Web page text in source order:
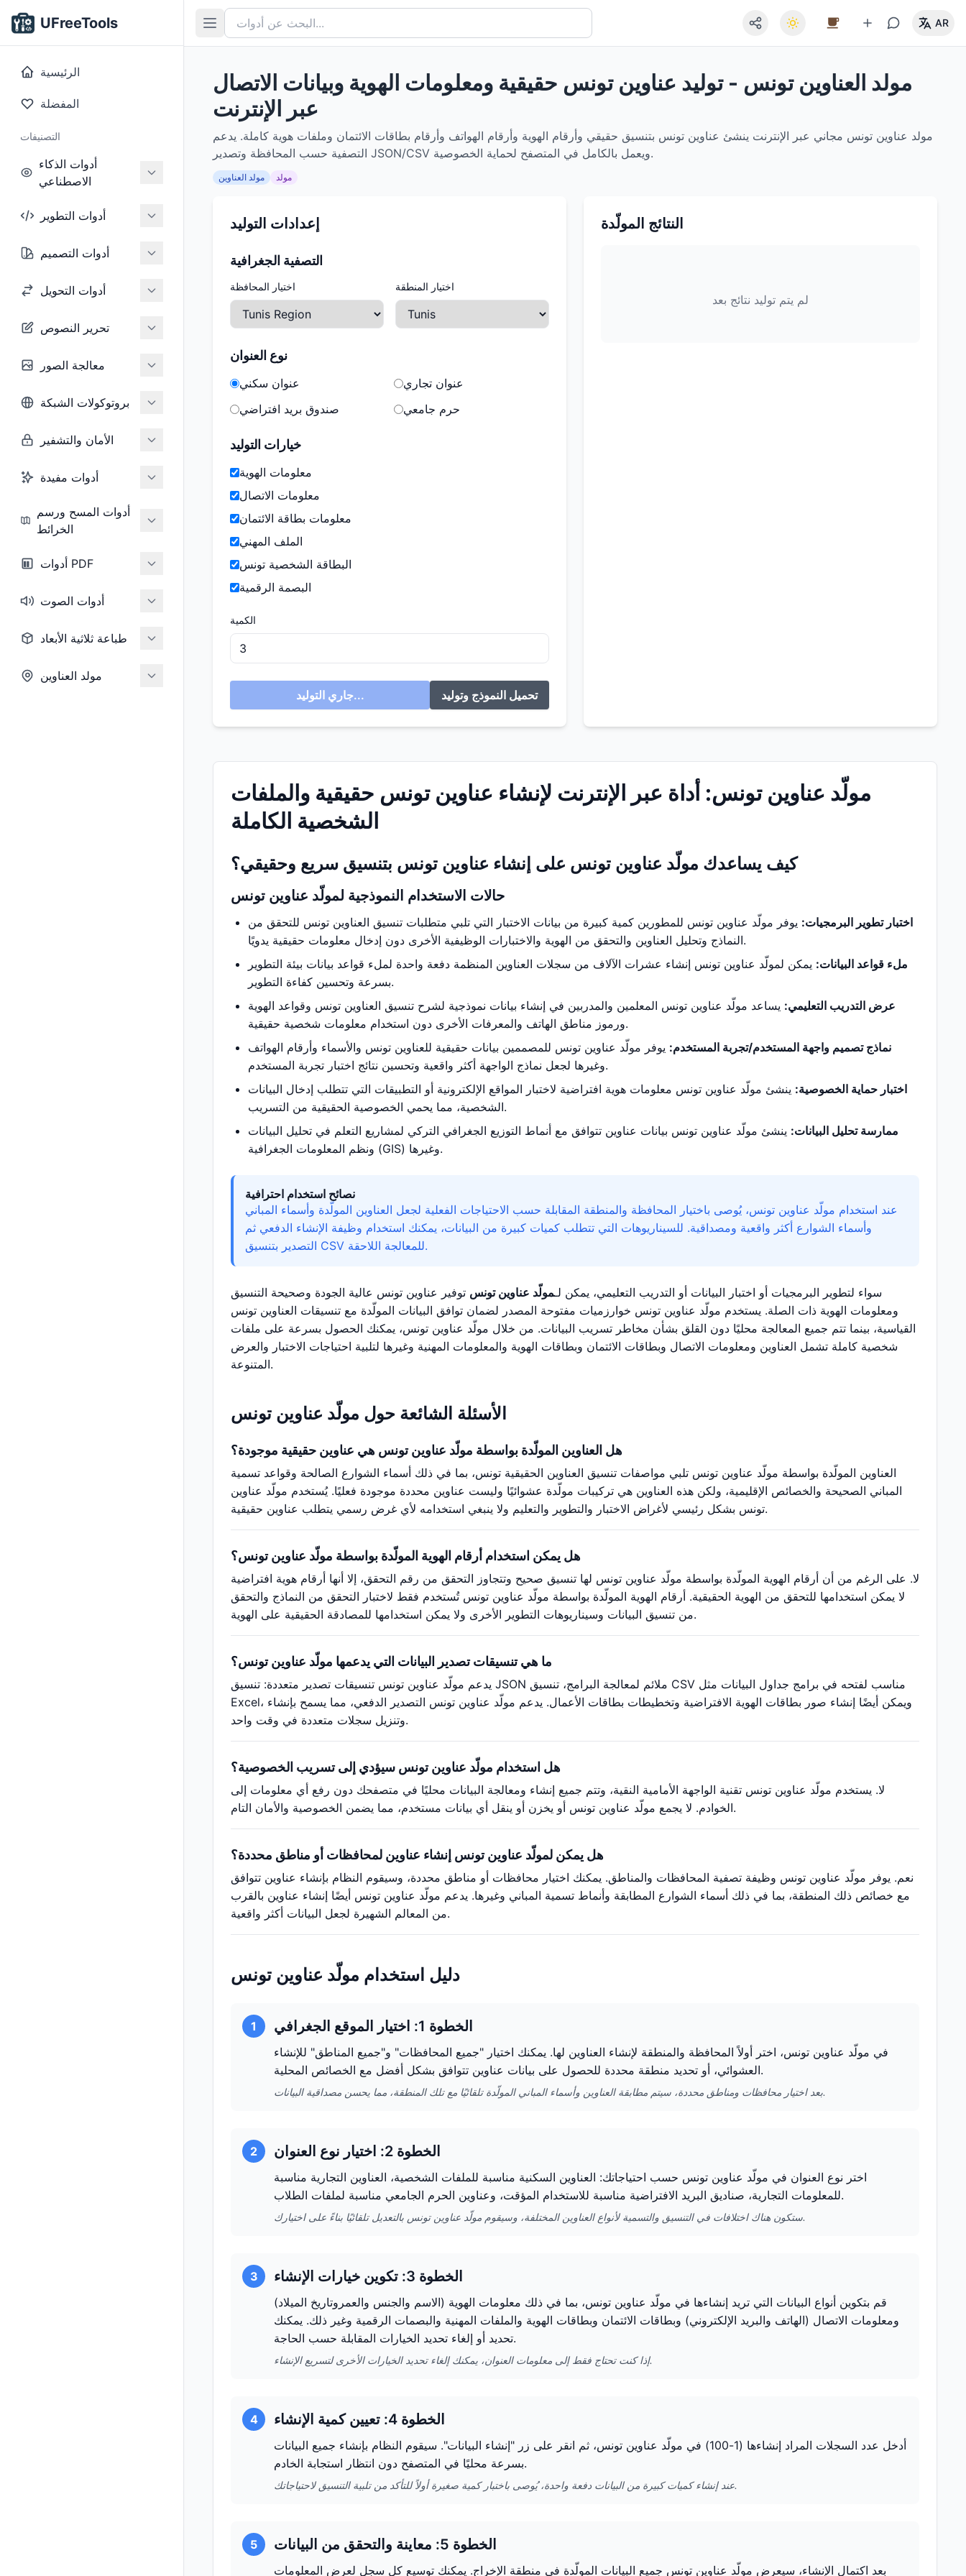
UFreeTools
الرئيسية
المفضلة
التصنيفات
أدوات الذكاء
الاصطناعي
أدوات التطوير
أدوات التصميم
أدوات التحويل
تحرير النصوص
معالجة الصور
بروتوكولات الشبكة
الأمان والتشفير
أدوات مفيدة
أدوات المسح ورسم
الخرائط
أدوات PDF
أدوات الصوت
طباعة ثلاثية الأبعاد
مولد العناوين
AR
مولد العناوين تونس - توليد عناوين تونس حقيقية ومعلومات الهوية وبيانات الاتصال
عبر الإنترنت
مولد عناوين تونس مجاني عبر الإنترنت ينشئ عناوين تونس بتنسيق حقيقي وأرقام الهوية وأرقام الهواتف وأرقام بطاقات الائتمان وملفات هوية كاملة. يدعم
التصفية حسب المحافظة وتصدير JSON/CSV ويعمل بالكامل في المتصفح لحماية الخصوصية.
مولد العناوين مولد
إعدادات التوليد
التصفية الجغرافية
اختيار المحافظة اختيار المنطقة
نوع العنوان
عنوان سكني
عنوان تجاري
صندوق بريد افتراضي
حرم جامعي
خيارات التوليد
معلومات الهوية
معلومات الاتصال
معلومات بطاقة الائتمان
الملف المهني
البطاقة الشخصية تونس
البصمة الرقمية
الكمية
جاري التوليد... تحميل النموذج وتوليد
النتائج المولّدة
لم يتم توليد نتائج بعد
مولّد عناوين تونس: أداة عبر الإنترنت لإنشاء عناوين تونس حقيقية والملفات
الشخصية الكاملة
كيف يساعدك مولّد عناوين تونس على إنشاء عناوين تونس بتنسيق سريع وحقيقي؟
حالات الاستخدام النموذجية لمولّد عناوين تونس
اختبار تطوير البرمجيات: يوفر مولّد عناوين تونس للمطورين كمية كبيرة من بيانات الاختبار التي تلبي متطلبات تنسيق العناوين تونس للتحقق من
النماذج وتحليل العناوين والتحقق من الهوية والاختبارات الوظيفية الأخرى دون إدخال معلومات حقيقية يدويًا.
ملء قواعد البيانات: يمكن لمولّد عناوين تونس إنشاء عشرات الآلاف من سجلات العناوين المنظمة دفعة واحدة لملء قواعد بيانات بيئة التطوير
بسرعة وتحسين كفاءة التطوير.
عرض التدريب التعليمي: يساعد مولّد عناوين تونس المعلمين والمدربين في إنشاء بيانات نموذجية لشرح تنسيق العناوين تونس وقواعد الهوية
ورموز مناطق الهاتف والمعرفات الأخرى دون استخدام معلومات شخصية حقيقية.
نماذج تصميم واجهة المستخدم/تجربة المستخدم: يوفر مولّد عناوين تونس للمصممين بيانات حقيقية للعناوين تونس والأسماء وأرقام الهواتف
وغيرها لجعل نماذج الواجهة أكثر واقعية وتحسين نتائج اختبار تجربة المستخدم.
اختبار حماية الخصوصية: ينشئ مولّد عناوين تونس معلومات هوية افتراضية لاختبار المواقع الإلكترونية أو التطبيقات التي تتطلب إدخال البيانات
الشخصية، مما يحمي الخصوصية الحقيقية من التسريب.
ممارسة تحليل البيانات: ينشئ مولّد عناوين تونس بيانات عناوين تتوافق مع أنماط التوزيع الجغرافي التركي لمشاريع التعلم في تحليل البيانات
ونظم المعلومات الجغرافية (GIS) وغيرها.
نصائح استخدام احترافية
عند استخدام مولّد عناوين تونس، يُوصى باختيار المحافظة والمنطقة المقابلة حسب الاحتياجات الفعلية لجعل العناوين المولّدة وأسماء المباني
وأسماء الشوارع أكثر واقعية ومصداقية. للسيناريوهات التي تتطلب كميات كبيرة من البيانات، يمكنك استخدام وظيفة الإنشاء الدفعي ثم
التصدير بتنسيق CSV للمعالجة اللاحقة.
سواء لتطوير البرمجيات أو اختبار البيانات أو التدريب التعليمي، يمكن لـمولّد عناوين تونس توفير عناوين تونس عالية الجودة وصحيحة التنسيق
ومعلومات الهوية ذات الصلة. يستخدم مولّد عناوين تونس خوارزميات مفتوحة المصدر لضمان توافق البيانات المولّدة مع تنسيقات العناوين تونس
القياسية، بينما تتم جميع المعالجة محليًا دون القلق بشأن مخاطر تسريب البيانات. من خلال مولّد عناوين تونس، يمكنك الحصول بسرعة على ملفات
شخصية كاملة تشمل العناوين ومعلومات الاتصال وبطاقات الائتمان وبطاقات الهوية والمعلومات المهنية وغيرها لتلبية احتياجات الاختبار والعرض
المتنوعة.
الأسئلة الشائعة حول مولّد عناوين تونس
هل العناوين المولّدة بواسطة مولّد عناوين تونس هي عناوين حقيقية موجودة؟
العناوين المولّدة بواسطة مولّد عناوين تونس تلبي مواصفات تنسيق العناوين الحقيقية تونس، بما في ذلك أسماء الشوارع الصالحة وقواعد تسمية
المباني الصحيحة والخصائص الإقليمية، ولكن هذه العناوين هي تركيبات مولّدة عشوائيًا وليست عناوين محددة موجودة فعليًا. يُستخدم مولّد عناوين
تونس بشكل رئيسي لأغراض الاختبار والتطوير والتعليم ولا ينبغي استخدامه لأي غرض رسمي يتطلب عناوين حقيقية.
هل يمكن استخدام أرقام الهوية المولّدة بواسطة مولّد عناوين تونس؟
لا. على الرغم من أن أرقام الهوية المولّدة بواسطة مولّد عناوين تونس لها تنسيق صحيح وتتجاوز التحقق من رقم التحقق، إلا أنها أرقام هوية افتراضية
لا يمكن استخدامها للتحقق من الهوية الحقيقية. أرقام الهوية المولّدة بواسطة مولّد عناوين تونس تُستخدم فقط لاختبار التحقق من النماذج والتحقق
من تنسيق البيانات وسيناريوهات التطوير الأخرى ولا يمكن استخدامها للمصادقة الحقيقية على الهوية.
ما هي تنسيقات تصدير البيانات التي يدعمها مولّد عناوين تونس؟
يدعم مولّد عناوين تونس تنسيقات تصدير متعددة: تنسيق JSON ملائم لمعالجة البرامج، تنسيق CSV مناسب لفتحه في برامج جداول البيانات مثل
Excel، ويمكن أيضًا إنشاء صور بطاقات الهوية الافتراضية وتخطيطات بطاقات الأعمال. يدعم مولّد عناوين تونس التصدير الدفعي، مما يسمح بإنشاء
وتنزيل سجلات متعددة في وقت واحد.
هل استخدام مولّد عناوين تونس سيؤدي إلى تسريب الخصوصية؟
لا. يستخدم مولّد عناوين تونس تقنية الواجهة الأمامية النقية، وتتم جميع إنشاء ومعالجة البيانات محليًا في متصفحك دون رفع أي معلومات إلى
الخوادم. لا يجمع مولّد عناوين تونس أو يخزن أو ينقل أي بيانات مستخدم، مما يضمن الخصوصية والأمان التام.
هل يمكن لمولّد عناوين تونس إنشاء عناوين لمحافظات أو مناطق محددة؟
نعم. يوفر مولّد عناوين تونس وظيفة تصفية المحافظات والمناطق. يمكنك اختيار محافظات أو مناطق محددة، وسيقوم النظام بإنشاء عناوين تتوافق
مع خصائص ذلك المنطقة، بما في ذلك أسماء الشوارع المطابقة وأنماط تسمية المباني وغيرها. يدعم مولّد عناوين تونس أيضًا إنشاء عناوين بالقرب
من المعالم الشهيرة لجعل البيانات أكثر واقعية.
دليل استخدام مولّد عناوين تونس
1 الخطوة 1: اختيار الموقع الجغرافي
في مولّد عناوين تونس، اختر أولاً المحافظة والمنطقة لإنشاء العناوين لها. يمكنك اختيار "جميع المحافظات" و"جميع المناطق" للإنشاء
العشوائي، أو تحديد منطقة محددة للحصول على بيانات عناوين تتوافق بشكل أفضل مع الخصائص المحلية.
بعد اختيار محافظات ومناطق محددة، سيتم مطابقة العناوين وأسماء المباني المولّدة تلقائيًا مع تلك المنطقة، مما يحسن مصداقية البيانات.
2 الخطوة 2: اختيار نوع العنوان
اختر نوع العنوان في مولّد عناوين تونس حسب احتياجاتك: العناوين السكنية مناسبة للملفات الشخصية، العناوين التجارية مناسبة
للمعلومات التجارية، صناديق البريد الافتراضية مناسبة للاستخدام المؤقت، وعناوين الحرم الجامعي مناسبة لملفات الطلاب.
ستكون هناك اختلافات في التنسيق والتسمية لأنواع العناوين المختلفة، وسيقوم مولّد عناوين تونس بالتعديل تلقائيًا بناءً على اختيارك.
3 الخطوة 3: تكوين خيارات الإنشاء
قم بتكوين أنواع البيانات التي تريد إنشاءها في مولّد عناوين تونس، بما في ذلك معلومات الهوية (الاسم والجنس والعمروتاريخ الميلاد)
ومعلومات الاتصال (الهاتف والبريد الإلكتروني) وبطاقات الائتمان وبطاقات الهوية والملفات المهنية والبصمات الرقمية وغير ذلك. يمكنك
تحديد أو إلغاء تحديد الخيارات المقابلة حسب الحاجة.
إذا كنت تحتاج فقط إلى معلومات العنوان، يمكنك إلغاء تحديد الخيارات الأخرى لتسريع الإنشاء.
4 الخطوة 4: تعيين كمية الإنشاء
أدخل عدد السجلات المراد إنشاءها (1-100) في مولّد عناوين تونس، ثم انقر على زر "إنشاء البيانات". سيقوم النظام بإنشاء جميع البيانات
بسرعة محليًا في المتصفح دون انتظار استجابة الخادم.
عند إنشاء كميات كبيرة من البيانات دفعة واحدة، يُوصى باختبار كمية صغيرة أولاً للتأكد من تلبية التنسيق لاحتياجاتك.
5 الخطوة 5: معاينة والتحقق من البيانات
بعد اكتمال الإنشاء، سيعرض مولّد عناوين تونس جميع البيانات المولّدة في منطقة الإخراج. يمكنك توسيع كل سجل لعرض المعلومات